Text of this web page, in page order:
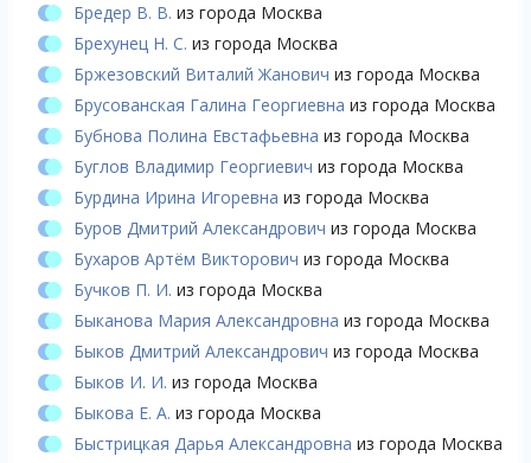
Бредер В. В. из города Москва
Брехунец Н. С. из города Москва
Бржезовский Виталий Жанович из города Москва
Брусованская Галина Георгиевна из города Москва
Бубнова Полина Евстафьевна из города Москва
Буглов Владимир Георгиевич из города Москва
Бурдина Ирина Игоревна из города Москва
Буров Дмитрий Александрович из города Москва
Бухаров Артём Викторович из города Москва
Бучков П. И. из города Москва
Быканова Мария Александровна из города Москва
Быков Дмитрий Александрович из города Москва
Быков И. И. из города Москва
Быкова Е. А. из города Москва
Быстрицкая Дарья Александровна из города Москва